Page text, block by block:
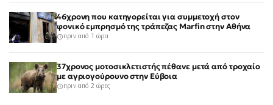
46χρονη που κατηγορείται για συμμετοχή στον
φονικό εμπρησμό της τράπεζας Marfin στην Αθήνα
πριν από 1 ώρα
37χρονος μοτοσικλετιστής πέθανε μετά από τροχαίο
με αγριογούρουνο στην Εύβοια
πριν από 2 ώρες